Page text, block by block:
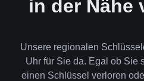
in der Nähe
Unsere regionalen
Uhr für Sie da. Egal ob Sie
einen Schlüssel verloren